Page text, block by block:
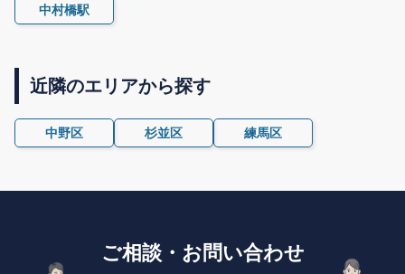
中村橋駅
近隣のエリアから探す
中野区 杉並区 練馬区
ご相談・お問い合わせ